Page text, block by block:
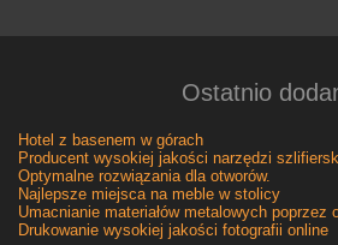
Ostatnio
Hotel z basenem w górach
Producent wysokiej jakości narzędzi
Optymalne rozwiązania dla otworów.
Najlepsze miejsca na meble w stolicy
Umacnianie materiałów metalowych poprzez
Drukowanie wysokiej jakości fotografii online